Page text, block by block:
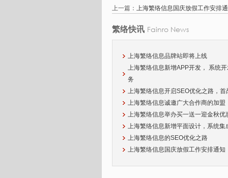
上一篇： 上海繁络信息国庆放假工作安排
繁络快讯 Fainro News
上海繁络信息品牌站即将上线
上海繁络信息新增APP开发， 系统
务
上海繁络信息开启SEO优化之路，首
上海繁络信息诚邀广大合作商的加盟
上海繁络信息举办买一送一迎金秋优
上海繁络信息新增平面设计，系统集
上海繁络信息的SEO优化之路
上海繁络信息国庆放假工作安排通知